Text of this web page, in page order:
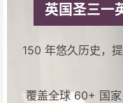
英国圣三一
150 年悠久历史，
覆盖全球 60+ 国